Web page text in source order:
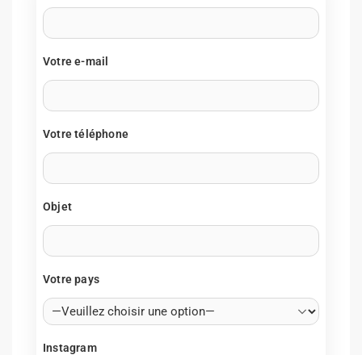
Votre e-mail
Votre téléphone
Objet
Votre pays
Instagram